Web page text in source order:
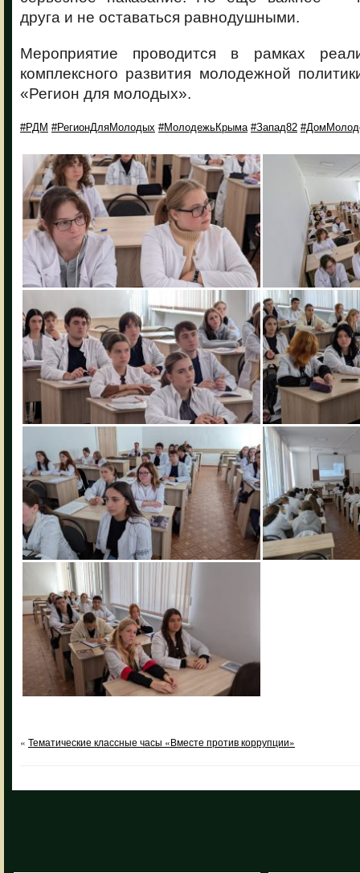
друга и не оставаться равнодушными.
Мероприятие проводится в рамках
комплексного развития молодежной
«Регион для молодых».
#РДМ #РегионДляМолодых #МолодежьКрыма #Запад82
« Тематические классные часы «Вместе против коррупции»